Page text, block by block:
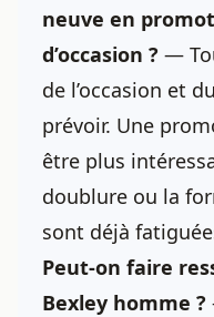
neuve en
d’occasion ? —
de l’occasion et
prévoir. Une
être plus
doublure ou la
sont déjà
Peut-on faire
Bexley homme ?